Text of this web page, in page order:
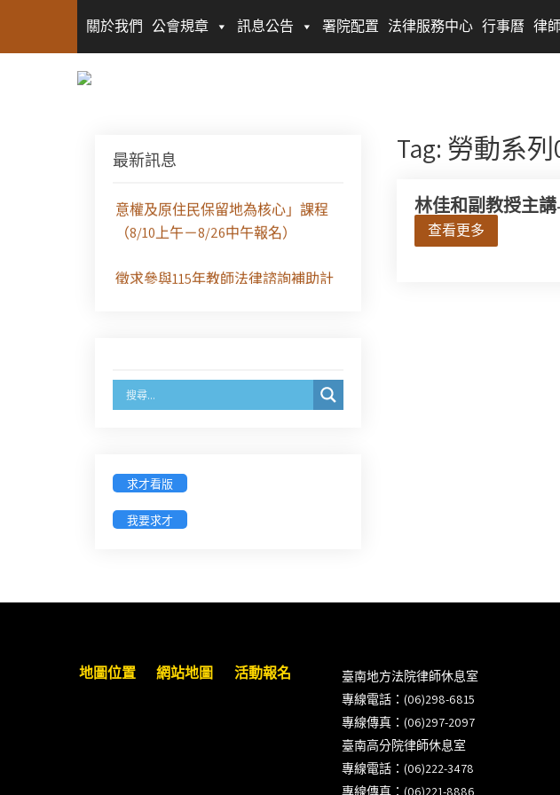
關於我們 公會規章 訊息公告 署院配置 法律服務中心 行事曆 律
Tag: 勞動系列
林佳和副教授主
查看更多
最新訊息
辦「原住民（族）權利保障之實務
意權及原住民保留地為核心」課程
（8/10上午－8/26中午報名）
徵求參與115年教師法律諮詢補助計
26日起，新設立之分公司及商業應
參加「勞動權益講習」
辯護人公開甄選簡章及報名表件
【採通訊報名,115年9月11日止(以郵
戳為憑)】
中小學法治教育入校扎根計畫講師
新竹律師公會8/21(五)舉辦「AI職場
求才看版
我要求才
地圖位置 網站地圖 活動報名
臺南地方法院律師休息室
專線電話：(06)298-6815
專線傳真：(06)297-2097
臺南高分院律師休息室
專線電話：(06)222-3478
專線傳真：(06)221-8886